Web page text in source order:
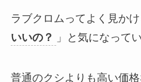
ラブクロムってよく見かけ
いいの？
」と気になって
普通のクシよりも高い価格